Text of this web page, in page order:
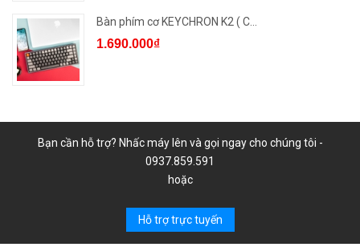
Bàn phím cơ KEYCHRON K2 ( C...
1.690.000₫
Bạn cần hỗ trợ? Nhấc máy lên và gọi ngay cho chúng tôi -
0937.859.591
hoặc
Hỗ trợ trực tuyến